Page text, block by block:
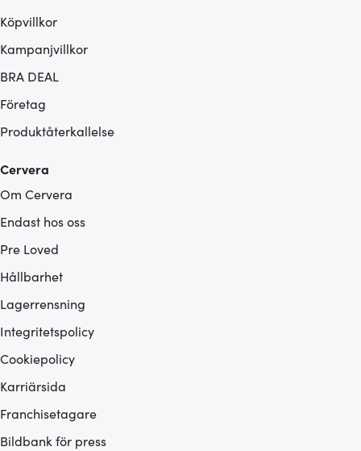
Köpvillkor
Kampanjvillkor
BRA DEAL
Företag
Produktåterkallelse
Cervera
Om Cervera
Endast hos oss
Pre Loved
Hållbarhet
Lagerrensning
Integritetspolicy
Cookiepolicy
Karriärsida
Franchisetagare
Bildbank för press